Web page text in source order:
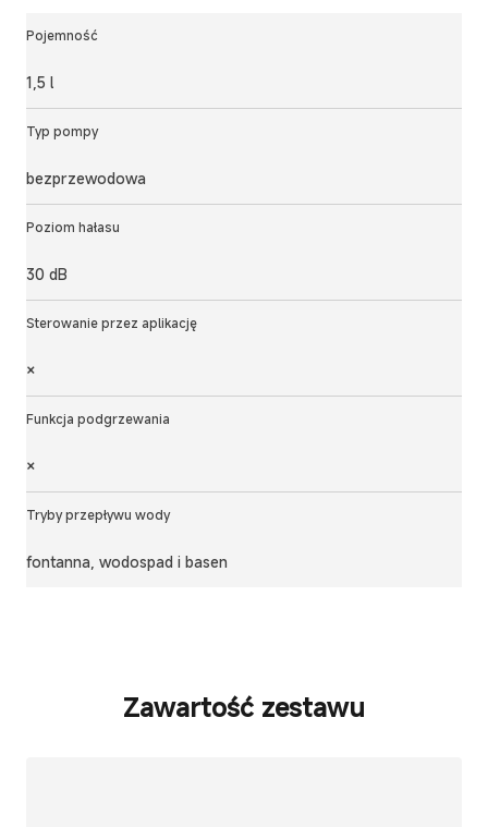
Pojemność
1,5 l
Typ pompy
bezprzewodowa
Poziom hałasu
30 dB
Sterowanie przez aplikację
×
Funkcja podgrzewania
×
Tryby przepływu wody
fontanna, wodospad i basen
Zawartość zestawu